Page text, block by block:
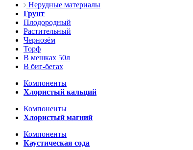
Нерудные материалы
Грунт
Плодородный
Растительный
Чернозём
Торф
В мешках 50л
В биг-бегах
Компоненты
Хлористый кальций
Компоненты
Хлористый магний
Компоненты
Каустическая сода